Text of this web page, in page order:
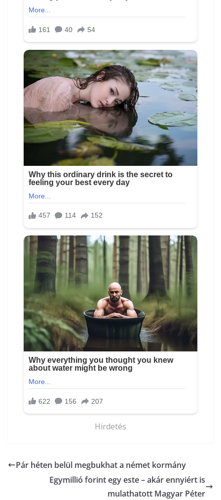
Hirdetés
Pár héten belül megbukhat a német kormány
Egymillió forint egy este – akár ennyiért is
mulathatott Magyar Péter